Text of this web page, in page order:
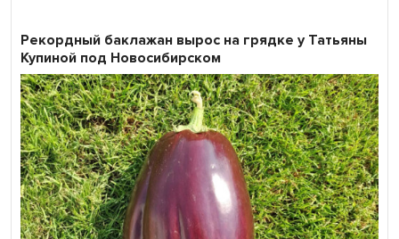
Рекордный баклажан вырос на грядке у Татьяны
Купиной под Новосибирском